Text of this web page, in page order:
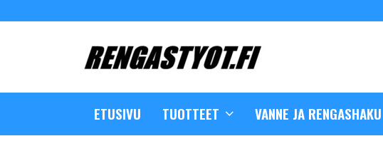
ETUSIVU TUOTTEET VANNE JA RENGASHAKU